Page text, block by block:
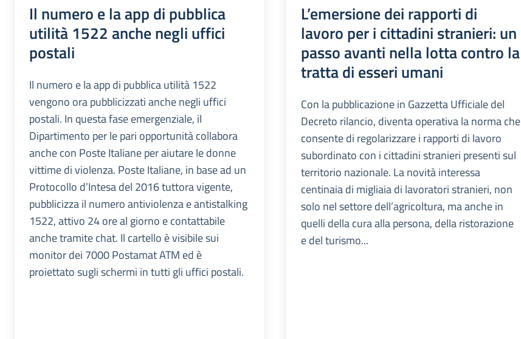
Il numero e la app di pubblica
utilità 1522 anche negli uffici
postali
Il numero e la app di pubblica utilità 1522
vengono ora pubblicizzati anche negli uffici
postali. In questa fase emergenziale, il
Dipartimento per le pari opportunità collabora
anche con Poste Italiane per aiutare le donne
vittime di violenza. Poste Italiane, in base ad un
Protocollo d’Intesa del 2016 tuttora vigente,
pubblicizza il numero antiviolenza e antistalking
1522, attivo 24 ore al giorno e contattabile
anche tramite chat. Il cartello è visibile sui
monitor dei 7000 Postamat ATM ed è
proiettato sugli schermi in tutti gli uffici postali.
L’emersione dei rapporti di
lavoro per i cittadini stranieri: un
passo avanti nella lotta contro la
tratta di esseri umani
Con la pubblicazione in Gazzetta Ufficiale del
Decreto rilancio, diventa operativa la norma che
consente di regolarizzare i rapporti di lavoro
subordinato con i cittadini stranieri presenti sul
territorio nazionale. La novità interessa
centinaia di migliaia di lavoratori stranieri, non
solo nel settore dell’agricoltura, ma anche in
quelli della cura alla persona, della ristorazione
e del turismo...